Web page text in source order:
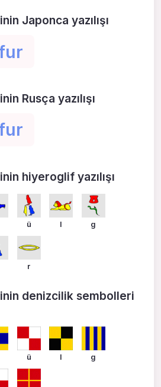
Japonca yazılışı
Rusça yazılışı
hiyeroglif yazılışı
ü l g
r
denizcilik sembolleri
ü l g